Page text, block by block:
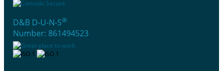
D&B D-U-N-S®
Number: 861494523